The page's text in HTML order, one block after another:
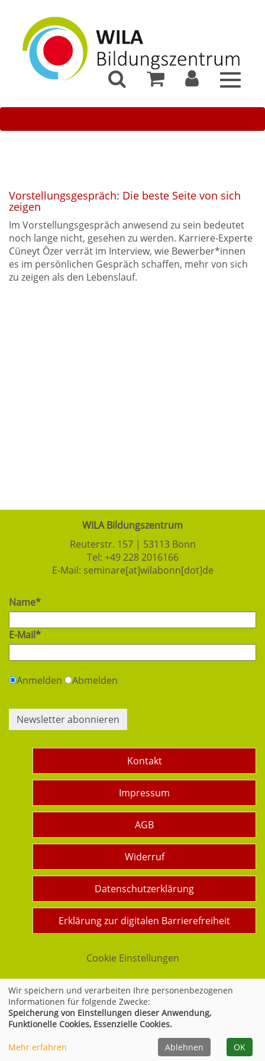
Toggle
Vorstellungsgespräch: Die beste Seite von sich
zeigen
Im Vorstellungsgespräch anwesend zu sein bedeutet
noch lange nicht, gesehen zu werden. Karriere-Experte
Cüneyt Özer verrät im Interview, wie Bewerber*innen
es im persönlichen Gespräch schaffen, mehr von sich
zu zeigen als den Lebenslauf.
WILA Bildungszentrum
Reuterstr. 157 | 53113 Bonn
Tel: +49 228 2016166
E-Mail: seminare[at]wilabonn[dot]de
Name*
E-Mail*
Anmelden Abmelden
Newsletter abonnieren
Kontakt
Impressum
AGB
Widerruf
Datenschutzerklärung
Erklärung zur digitalen Barrierefreiheit
Cookie Einstellungen
Widerrufsformular
Wir speichern und verarbeiten Ihre personenbezogenen
Informationen für folgende Zwecke:
Speicherung von Einstellungen dieser Anwendung,
Funktionelle Cookies, Essenzielle Cookies.
Mehr erfahren Ablehnen OK